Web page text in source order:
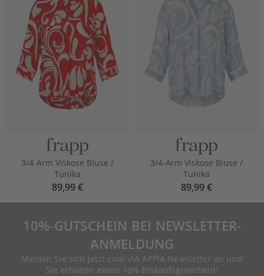
3/4-Arm Viskose Bluse /
Tunika
89,99 €
3/4-Arm Viskose Bluse /
Tunika
89,99 €
10%-GUTSCHEIN BEI NEWSLETTER-
ANMELDUNG
Melden Sie sich jetzt zum VIA APPIA Newsletter an und
Sie erhalten einen 10% Einkaufsgutschein!